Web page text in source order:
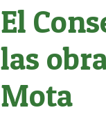
El
las
Mota